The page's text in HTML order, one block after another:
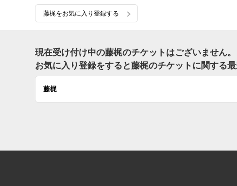
藤梶をお気に入り登録する
現在受け付け中の藤梶のチケットはございません。
お気に入り登録をすると藤梶のチケットに関する
藤梶